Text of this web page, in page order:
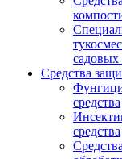
садовых
Средства
средства
средства